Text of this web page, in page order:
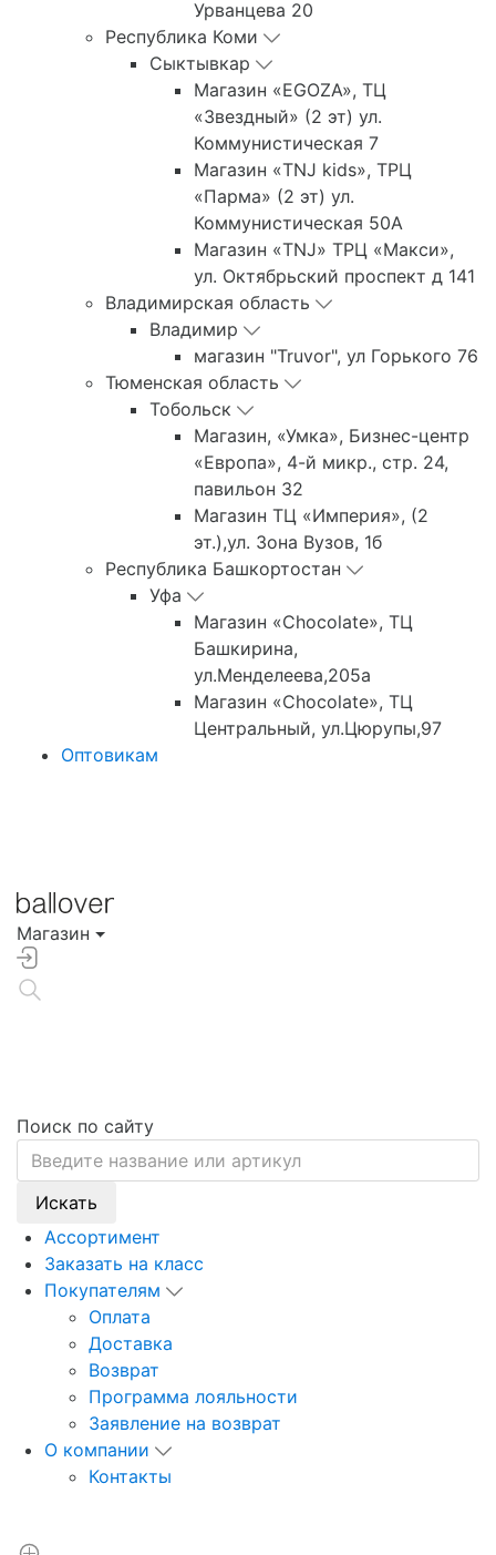
Урванцева 20
Республика Коми
Сыктывкар
Магазин «EGOZA», ТЦ
«Звездный» (2 эт) ул.
Коммунистическая 7
Магазин «TNJ kids», ТРЦ
«Парма» (2 эт) ул.
Коммунистическая 50А
Магазин «TNJ» ТРЦ «Макси»,
ул. Октябрьский проспект д 141
Владимирская область
Владимир
магазин "Truvor", ул Горького 76
Тюменская область
Тобольск
Магазин, «Умка», Бизнес-центр
«Европа», 4-й микр., стр. 24,
павильон 32
Магазин ТЦ «Империя», (2
эт.),ул. Зона Вузов, 1б
Республика Башкортостан
Уфа
Магазин «Chocolate», ТЦ
Башкирина,
ул.Менделеева,205а
Магазин «Chocolate», ТЦ
Центральный, ул.Цюрупы,97
Оптовикам
Магазин
Поиск по сайту
Искать
Ассортимент
Заказать на класс
Покупателям
Оплата
Доставка
Возврат
Программа лояльности
Заявление на возврат
О компании
Контакты